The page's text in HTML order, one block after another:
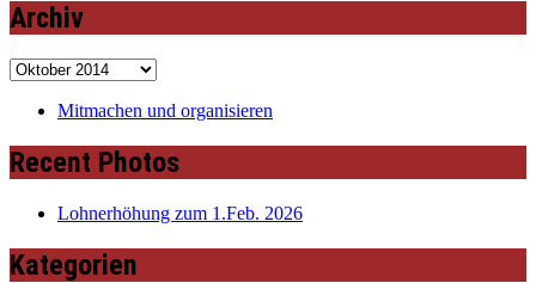
Archiv
Archiv
Mitmachen und organisieren
Recent Photos
Lohnerhöhung zum 1.Feb. 2026
Kategorien